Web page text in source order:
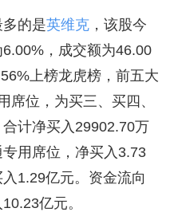
的是英维克，该股今
，成交额为46.00
上榜龙虎榜，前五大
席位，为买三、买四、
计净买入29902.70万
用席位，净买入3.73
1.29亿元。资金流向
亿元。